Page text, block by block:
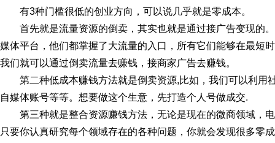
有3种门槛很低的创业方向，可以说几乎就是零成本。
首先就是流量资源的倒卖，其实也就是通过接广告变现的
媒体平台，他们都掌握了大流量的入口，所有它们能够在最短
我们就可以通过倒卖流量去赚钱，接商家广告去赚钱。
第二种低成本赚钱方法就是倒卖资源,比如，我们可以利用
自媒体账号等等。想要做这个生意，先打造个人号做成交.
第三种就是整合资源赚钱方法，无论是现在的微商领域，
只要你认真研究每个领域存在的各种问题，你就会发现很多零